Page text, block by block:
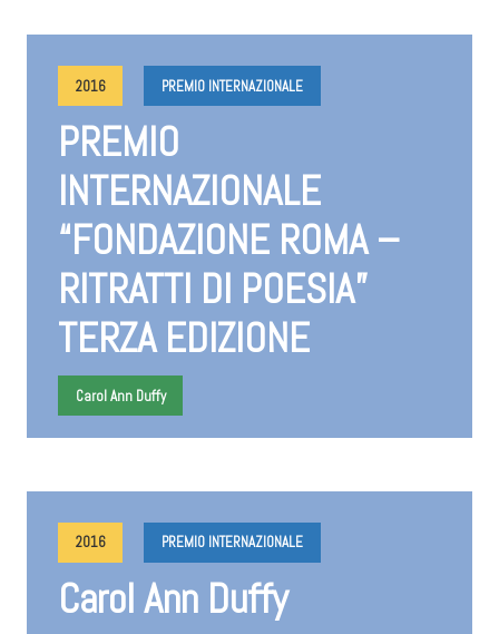
2016 PREMIO INTERNAZIONALE
PREMIO
INTERNAZIONALE
“FONDAZIONE ROMA –
RITRATTI DI POESIA”
TERZA EDIZIONE
Carol Ann Duffy
2016 PREMIO INTERNAZIONALE
Carol Ann Duffy